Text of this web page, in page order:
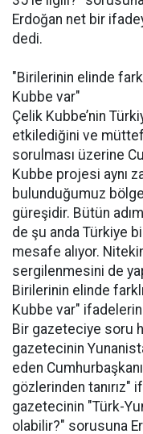
Erdoğan net bir
dedi.
"Birilerinin elinde
Kubbe var"
Çelik Kubbe’nin
etkilediğini ve
sorulması üzerine
Kubbe projesi aynı
bulunduğumuz
güreşidir. Bütün
de şu anda Türkiye
mesafe alıyor.
sergilenmesini de
Birilerinin elinde
Kubbe var"
Bir gazeteciye soru
gazetecinin
eden
gözlerinden tanırız"
gazetecinin "Türk-
olabilir?" sorusuna